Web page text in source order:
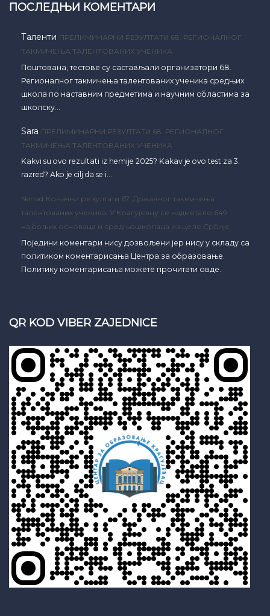
ПОСЛЕДЊИ КОМЕНТАРИ
Таленти ПРЕЛИМИНАРНИ РЕЗУЛТАТИ 68. РЕГИОНАЛНОГ
ТАКМИЧЕЊА ТАЛЕНТОВАНИХ УЧЕНИКА
Поштована, тестове су састављали организатори 68.
Регионалног такмичења талентованих ученика средњих
школа по наставним предметима и научним областима за
школску…
Sara ПРЕЛИМИНАРНИ РЕЗУЛТАТИ 68. РЕГИОНАЛНОГ
ТАКМИЧЕЊА ТАЛЕНТОВАНИХ УЧЕНИКА
Kakvi su ovo rezultati iz hemije 2025? Kakav je ovo test za 3.
razred? Ako je cilj da se i…
Nenad Коначни резултати 67. Државног такмичења
талентованих ученика: У Крагујевцу се надметало 649
најбољих основаца и средњошколаца из целе Србије
Поједини коментари нису дозвољени јер нису у складу са
политиком коментарисања Центра за образовање.
Политику коментарисања можете прочитати овде.
QR KOD VIBER ZAJEDNICE